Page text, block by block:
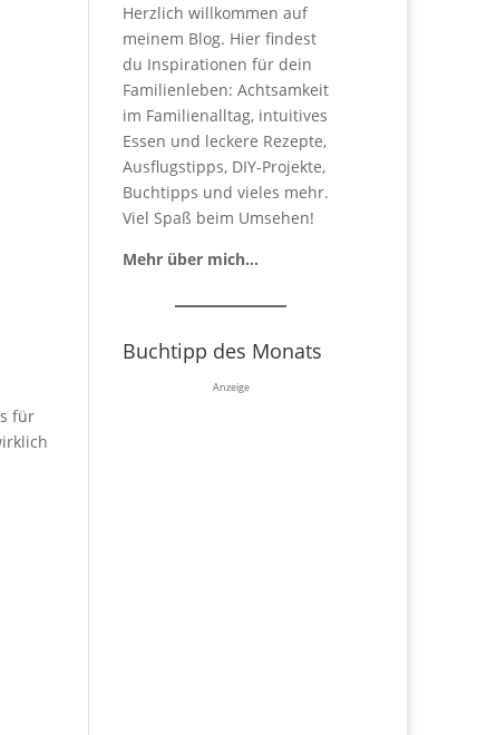
für
Herzlich willkommen auf
meinem Blog. Hier findest
du Inspirationen für dein
Familienleben: Achtsamkeit
im Familienalltag, intuitives
Essen und leckere Rezepte,
Ausflugstipps, DIY-Projekte,
Buchtipps und vieles mehr.
Viel Spaß beim Umsehen!
Mehr über mich…
Buchtipp des Monats
Anzeige